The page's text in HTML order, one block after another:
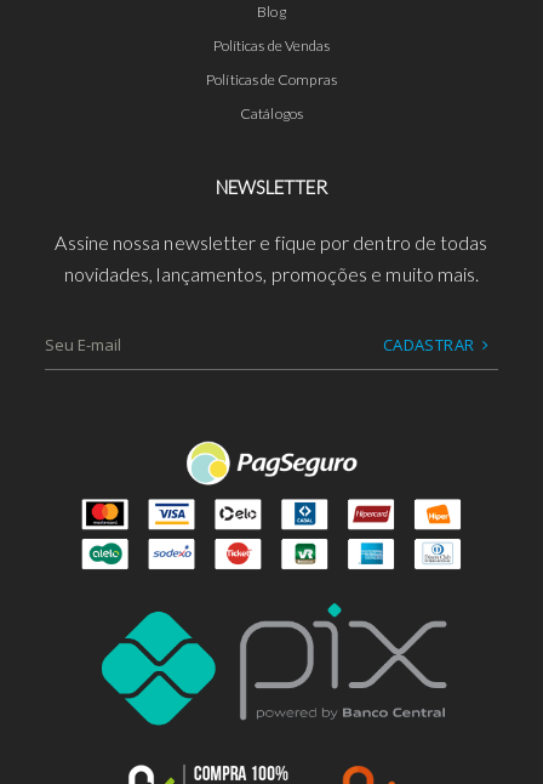
Blog
Políticas de Vendas
Políticas de Compras
Catálogos
NEWSLETTER
Assine nossa newsletter e fique por dentro de todas
novidades, lançamentos, promoções e muito mais.
CADASTRAR